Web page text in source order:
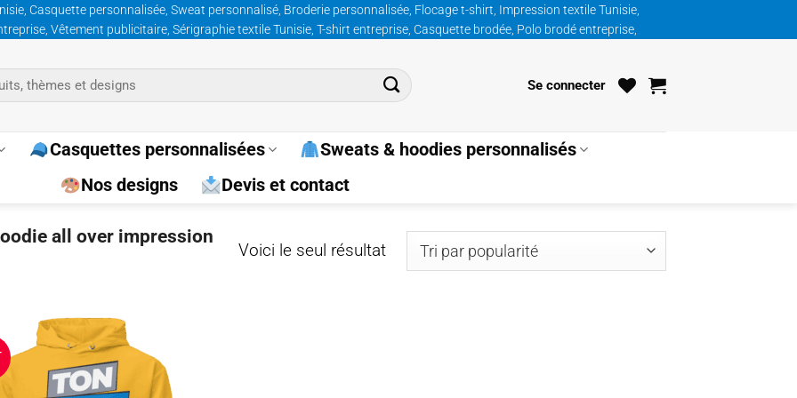
Casquette personnalisée, Sweat personnalisé, Broderie personnalisée, Flocage t-shirt, Impression textile Tunisie,
Vêtement publicitaire, Sérigraphie textile Tunisie, T-shirt entreprise, Casquette brodée, Polo brodé entreprise,
Se connecter
Casquettes personnalisées
Sweats & hoodies personnalisés
Nos designs
Devis et contact
all over impression
Voici le seul résultat
Ajouter
à la
wishlist